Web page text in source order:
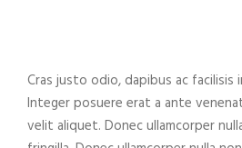
Cras justo odio, dapibus ac facilisis
Integer posuere erat a ante
velit aliquet. Donec ullamcorper